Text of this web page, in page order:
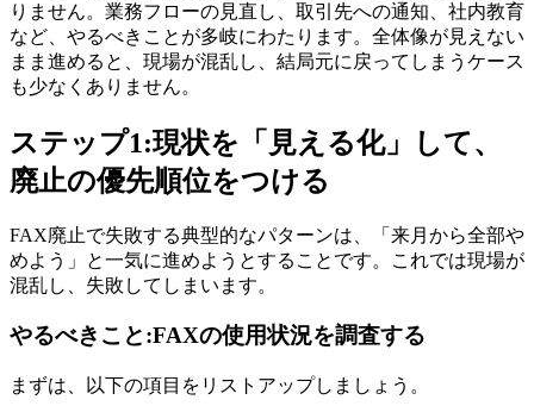
りません。業務フローの見直し、取引先への通知、社内教育
など、やるべきことが多岐にわたります。全体像が見えない
まま進めると、現場が混乱し、結局元に戻ってしまうケース
も少なくありません。
ステップ1:現状を「見える化」して、
廃止の優先順位をつける
FAX廃止で失敗する典型的なパターンは、「来月から全部や
めよう」と一気に進めようとすることです。これでは現場が
混乱し、失敗してしまいます。
やるべきこと:FAXの使用状況を調査する
まずは、以下の項目をリストアップしましょう。